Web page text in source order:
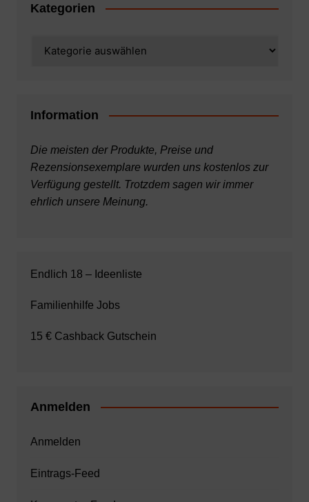
Kategorien
Information
Die meisten der Produkte, Preise und
Rezensionsexemplare wurden uns kostenlos zur
Verfügung gestellt. Trotzdem sagen wir immer
ehrlich unsere Meinung.
Endlich 18 – Ideenliste
Familienhilfe Jobs
15 € Cashback Gutschein
Anmelden
Anmelden
Eintrags-Feed